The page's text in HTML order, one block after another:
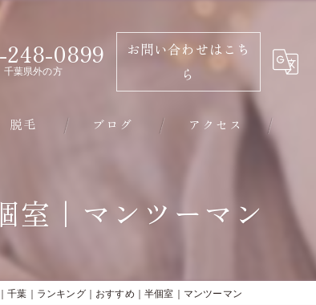
248-0899
千葉県外の方
お問い合わせはこち
ら
脱毛 ブログ アクセス
千葉市のエステ･有限会社ビソウの評判
室｜マンツーマン
千葉｜ランキング｜おすすめ｜半個室｜マンツーマン